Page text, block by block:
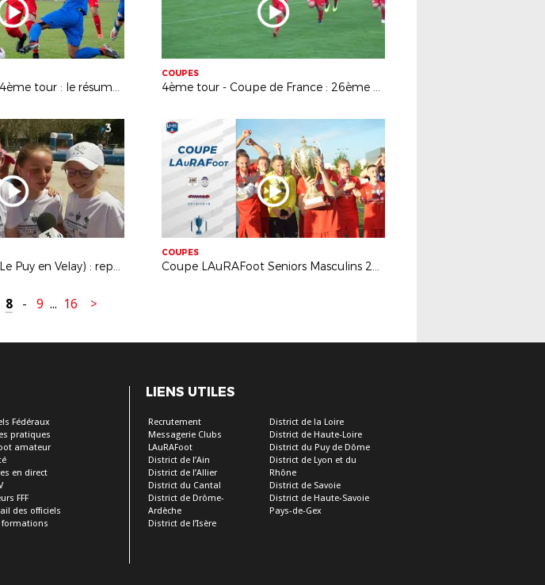
Coupe de France, 4ème tour : le résumé FC Roche St-Genest (R2) / Andrézieux-Bouthéon FC (N2)
COUPES
4ème tour - Coupe de France : 26ème minute, le FC Roche St-Genest revient dans la partie
LAuRAFoot Tour (Le Puy en Velay) : reportage France 3
COUPES
Coupe LAuRAFoot Seniors Masculins 2019 : le résumé de la finale
8 - 9 ... 16 >
Fédéraux
pratiques
amateur
en direct
FFF
des officiels
formations
LIENS UTILES
Recrutement
Messagerie Clubs
LAuRAFoot
District de l’Ain
District de l’Allier
District du Cantal
District de Drôme-
Ardèche
District de l’Isère
District de la Loire
District de Haute-Loire
District du Puy de Dôme
District de Lyon et du
Rhône
District de Savoie
District de Haute-Savoie
Pays-de-Gex